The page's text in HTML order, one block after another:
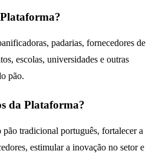
padarias, fornecedores de
escolas, universidades e outras
pão.
da Plataforma?
tradicional português, fortalecer a
estimular a inovação no setor e